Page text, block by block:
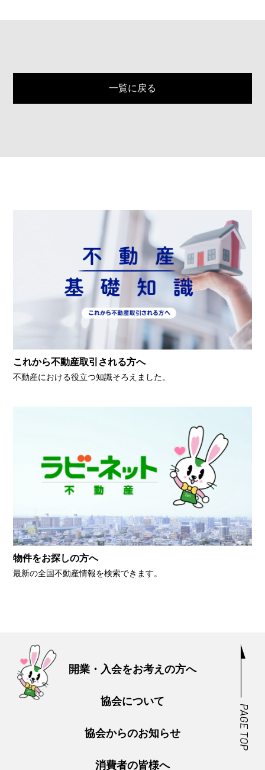
一覧に戻る
これから不動産取引される方へ
不動産における役立つ知識そろえました。
物件をお探しの方へ
最新の全国不動産情報を検索できます。
開業・入会をお考えの方へ
協会について
協会からのお知らせ
消費者の皆様へ